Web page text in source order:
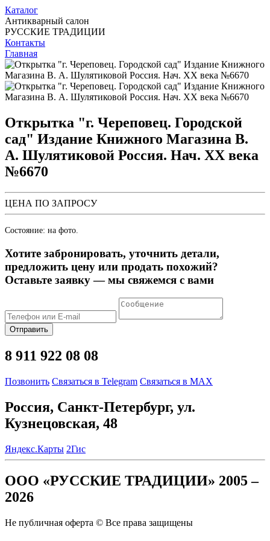
Каталог
Антикварный салон
РУССКИЕ ТРАДИЦИИ
Контакты
Главная
Открытка "г. Череповец. Городской
сад" Издание Книжного Магазина В.
А. Шулятиковой Россия. Нач. ХХ века
№6670
ЦЕНА ПО ЗАПРОСУ
Состояние: на фото.
Хотите забронировать, уточнить детали,
предложить цену или продать похожий?
Оставьте заявку — мы свяжемся с вами
Отправить
8 911 922 08 08
Позвонить Связаться в Telegram Связаться в MAX
Россия, Санкт-Петербург, ул.
Кузнецовская, 48
Яндекс.Карты 2Гис
ООО «РУССКИЕ ТРАДИЦИИ» 2005 –
2026
Не публичная оферта © Все права защищены